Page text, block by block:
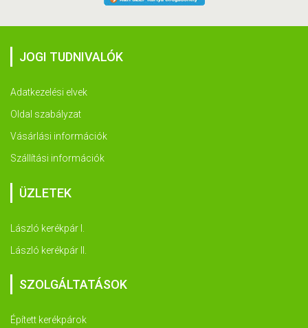
JOGI TUDNIVALÓK
Adatkezelési elvek
Oldal szabályzat
Vásárlási információk
Szállítási információk
ÜZLETEK
László kerékpár I.
László kerékpár II.
SZOLGÁLTATÁSOK
Épített kerékpárok